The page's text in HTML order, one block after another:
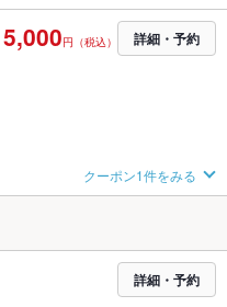
5,000円（税込） 詳細・予約
クーポン1件をみる
詳細・予約